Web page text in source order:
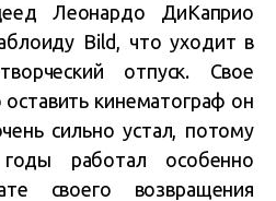
Леонардо ДиКаприо
Bild, что уходит в
отпуск. Свое
кинематограф он
сильно устал, потому
работал особенно
своего возвращения